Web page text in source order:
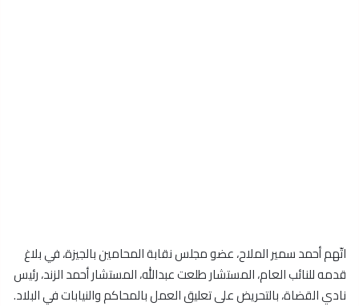
اتّهم أحمد سمير الملاح، عضو مجلس نقابة المحامين بالجيزة، في بلاغ
قدمه للنائب العام، المستشار طلعت عبدالله، المستشار أحمد الزند، رئيس
نادي القضاة، بالتحريض على تعليق العمل بالمحاكم والنيابات في البلاد.